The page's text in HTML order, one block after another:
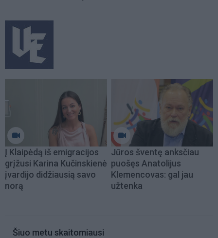
Į Klaipėdą iš emigracijos
grįžusi Karina Kučinskienė
įvardijo didžiausią savo
norą
Jūros šventę anksčiau
puošęs Anatolijus
Klemencovas: gal jau
užtenka
Šiuo metu skaitomiausi